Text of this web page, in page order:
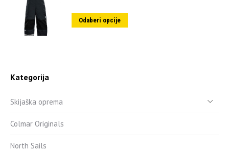
Odaberi opcije
Kategorija
Skijaška oprema
Colmar Originals
North Sails